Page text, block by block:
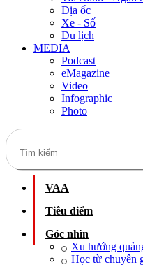
Địa ốc
Xe - Số
Du lịch
MEDIA
Podcast
eMagazine
Video
Infographic
Photo
VAA
Tiêu điểm
Góc nhìn
Xu hướng
Học từ chuyên